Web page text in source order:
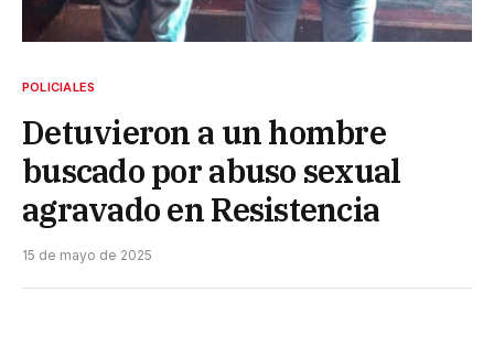
POLICIALES
Detuvieron a un hombre
buscado por abuso sexual
agravado en Resistencia
15 de mayo de 2025